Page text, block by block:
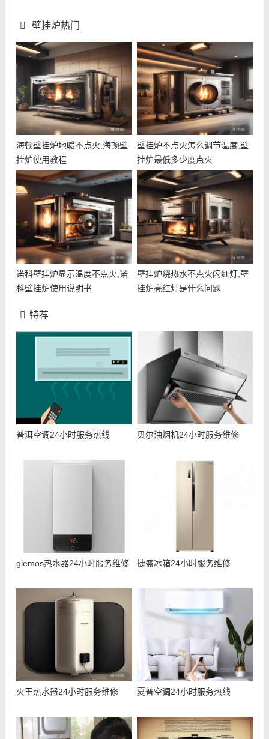
壁挂炉热门
海顿壁挂炉地暖不点火,海顿壁
挂炉使用教程
壁挂炉不点火怎么调节温度,壁
挂炉最低多少度点火
诺科壁挂炉显示温度不点火,诺
科壁挂炉使用说明书
壁挂炉烧热水不点火闪红灯,壁
挂炉亮红灯是什么问题
特荐
普洱空调24小时服务热线 贝尔油烟机24小时服务维修
glemos热水器24小时服务维修 捷盛冰箱24小时服务维修
火王热水器24小时服务维修 夏普空调24小时服务热线